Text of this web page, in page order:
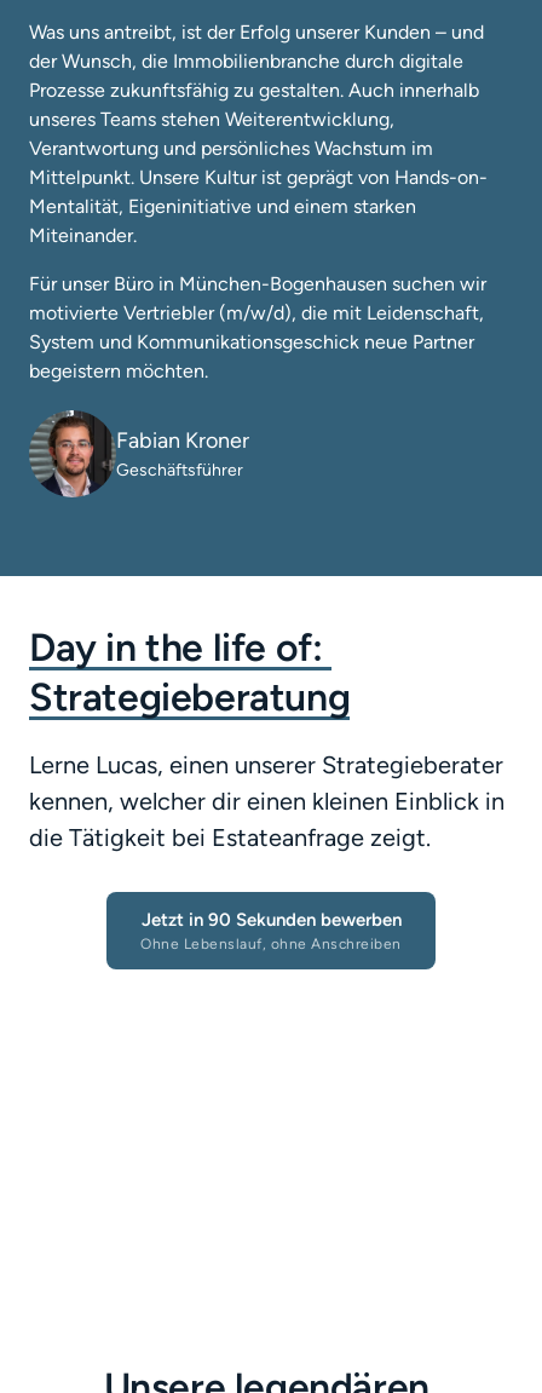
Was uns antreibt, ist der Erfolg unserer Kunden – und
der Wunsch, die Immobilienbranche durch digitale
Prozesse zukunftsfähig zu gestalten. Auch innerhalb
unseres Teams stehen Weiterentwicklung,
Verantwortung und persönliches Wachstum im
Mittelpunkt. Unsere Kultur ist geprägt von Hands-on-
Mentalität, Eigeninitiative und einem starken
Miteinander.
Für unser Büro in München-Bogenhausen suchen wir
motivierte Vertriebler (m/w/d), die mit Leidenschaft,
System und Kommunikationsgeschick neue Partner
begeistern möchten.
Fabian Kroner
Geschäftsführer
Day in the life
Strategieberatung
Lerne Lucas, einen unserer Strategieberater
kennen, welcher dir einen kleinen Einblick in
die Tätigkeit bei Estateanfrage zeigt.
Jetzt in 90 Sekunden bewerben
Ohne Lebenslauf, ohne Anschreiben